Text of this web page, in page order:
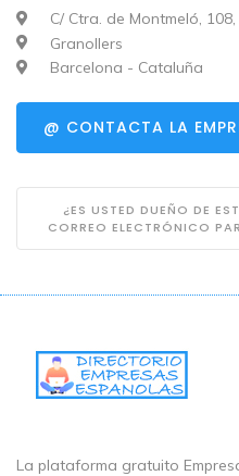
C/ Ctra. de Montmeló, 108,
Granollers
Barcelona - Cataluña
@ CONTACTA LA
¿ES USTED DUEÑO DE
CORREO ELECTRÓNICO
La plataforma gratuito